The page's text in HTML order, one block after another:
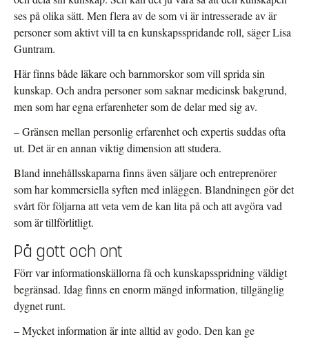
ses på olika sätt. Men flera av de som vi är intresserade av är
personer som aktivt vill ta en kunskapsspridande roll, säger Lisa
Guntram.
Här finns både läkare och barnmorskor som vill sprida sin
kunskap. Och andra personer som saknar medicinsk bakgrund,
men som har egna erfarenheter som de delar med sig av.
– Gränsen mellan personlig erfarenhet och expertis suddas ofta
ut. Det är en annan viktig dimension att studera.
Bland innehållsskaparna finns även säljare och entreprenörer
som har kommersiella syften med inläggen. Blandningen gör det
svårt för följarna att veta vem de kan lita på och att avgöra vad
som är tillförlitligt.
På gott och ont
Förr var informationskällorna få och kunskapsspridning väldigt
begränsad. Idag finns en enorm mängd information, tillgänglig
dygnet runt.
– Mycket information är inte alltid av godo. Den kan ge